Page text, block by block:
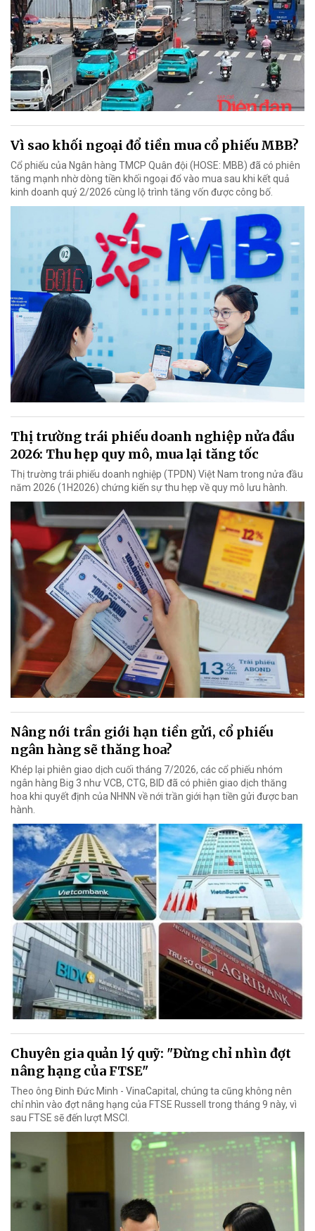
Vì sao khối ngoại đổ tiền mua cổ phiếu MBB?
Cổ phiếu của Ngân hàng TMCP Quân đội (HOSE: MBB) đã có phiên
tăng mạnh nhờ dòng tiền khối ngoại đổ vào mua sau khi kết quả
kinh doanh quý 2/2026 cùng lộ trình tăng vốn được công bố.
Thị trường trái phiếu doanh nghiệp nửa đầu
2026: Thu hẹp quy mô, mua lại tăng tốc
Thị trường trái phiếu doanh nghiệp (TPDN) Việt Nam trong nửa đầu
năm 2026 (1H2026) chứng kiến sự thu hẹp về quy mô lưu hành.
Nâng nới trần giới hạn tiền gửi, cổ phiếu
ngân hàng sẽ thăng hoa?
Khép lại phiên giao dịch cuối tháng 7/2026, các cổ phiếu nhóm
ngân hàng Big 3 như VCB, CTG, BID đã có phiên giao dịch thăng
hoa khi quyết định của NHNN về nới trần giới hạn tiền gửi được ban
hành.
Chuyên gia quản lý quỹ: "Đừng chỉ nhìn đợt
nâng hạng của FTSE"
Theo ông Đinh Đức Minh - VinaCapital, chúng ta cũng không nên
chỉ nhìn vào đợt nâng hạng của FTSE Russell trong tháng 9 này, vì
sau FTSE sẽ đến lượt MSCI.